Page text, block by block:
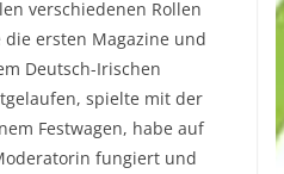
verschiedenen Rollen
ersten Magazine und
Deutsch-Irischen
spielte mit der
Festwagen, habe auf
fungiert und